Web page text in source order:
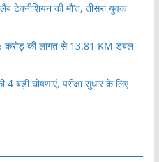
टेक्नीशियन की मौ’त, तीसरा युवक
करोड़ की लागत से 13.81 KM डबल
बड़ी घोषणाएं, परीक्षा सुधार के लिए